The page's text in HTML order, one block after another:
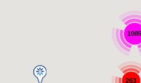
1085
263